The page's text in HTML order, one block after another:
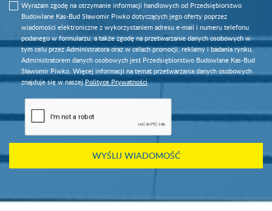
Wyrażam zgodę na otrzymanie informacji handlowych od Przedsiębiorstwo
Budowlane Kas-Bud Sławomir Piwko dotyczących jego oferty poprzez
wiadomości elektroniczne z wykorzystaniem adresu e-mail i numeru telefonu
podanego w formularzu, a także zgodę na przetwarzanie danych osobowych w
tym celu przez Administratora oraz w celach promocji, reklamy i badania rynku.
Administratorem danych osobowych jest Przedsiębiorstwo Budowlane Kas-Bud
Sławomir Piwko. Więcej informacji na temat przetwarzania danych osobowych
znajduje się w naszejPolityce Prywatności